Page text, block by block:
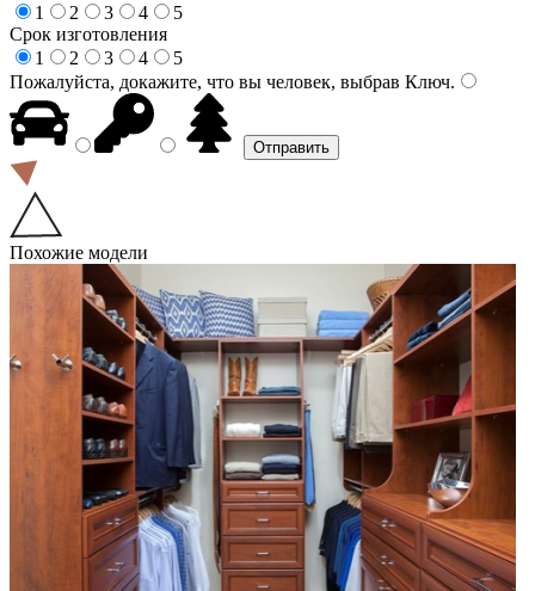
1
2 3 4
5
Срок изготовления
1
2 3 4
5
Пожалуйста, докажите, что вы человек, выбрав Ключ.
Похожие модели